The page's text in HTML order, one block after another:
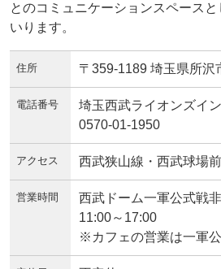
とのコミュニケーションスペース
いります。
住所 〒359-1189 埼玉県所沢
電話番号
埼玉西武ライオンズイ
0570-01-1950
アクセス 西武狭山線・西武球場前
営業時間
西武ドーム一軍公式戦
11:00～17:00
※カフェの営業は一軍